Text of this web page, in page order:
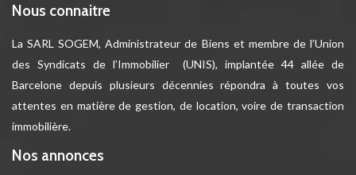
Nous connaitre
La SARL SOGEM, Administrateur de Biens et membre de l’Union
des Syndicats de l’Immobilier (UNIS), implantée 44 allée de
Barcelone depuis plusieurs décennies répondra à toutes vos
attentes en matière de gestion, de location, voire de transaction
immobilière.
Nos annonces